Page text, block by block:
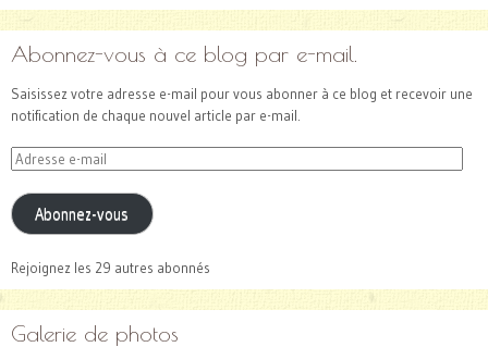
Abonnez-vous à ce blog par e-mail.
Saisissez votre adresse e-mail pour vous abonner à ce blog et recevoir une
notification de chaque nouvel article par e-mail.
Adresse
mail
Abonnez-vous
Rejoignez les 29 autres abonnés
Galerie de photos